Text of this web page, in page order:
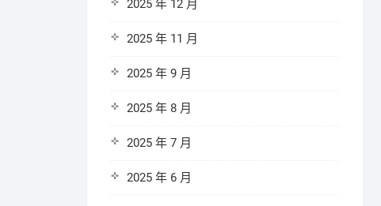
2025 年 12 月
2025 年 11 月
2025 年 9 月
2025 年 8 月
2025 年 7 月
2025 年 6 月